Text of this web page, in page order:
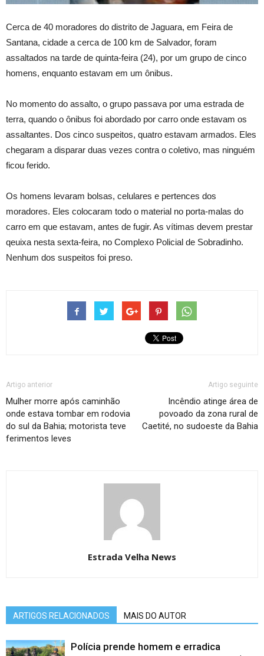
Cerca de 40 moradores do distrito de Jaguara, em Feira de
Santana, cidade a cerca de 100 km de Salvador, foram
assaltados na tarde de quinta-feira (24), por um grupo de cinco
homens, enquanto estavam em um ônibus.
No momento do assalto, o grupo passava por uma estrada de
terra, quando o ônibus foi abordado por carro onde estavam os
assaltantes. Dos cinco suspeitos, quatro estavam armados. Eles
chegaram a disparar duas vezes contra o coletivo, mas ninguém
ficou ferido.
Os homens levaram bolsas, celulares e pertences dos
moradores. Eles colocaram todo o material no porta-malas do
carro em que estavam, antes de fugir. As vítimas devem prestar
qeuixa nesta sexta-feira, no Complexo Policial de Sobradinho.
Nenhum dos suspeitos foi preso.
Artigo anterior
Mulher morre após caminhão
onde estava tombar em rodovia
do sul da Bahia; motorista teve
ferimentos leves
Artigo seguinte
Incêndio atinge área de
povoado da zona rural de
Caetité, no sudoeste da Bahia
Estrada Velha News
ARTIGOS RELACIONADOS MAIS DO AUTOR
Polícia prende homem e erradica